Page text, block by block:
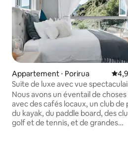
Appartement ⋅ Porirua
Suite de luxe avec vue
la mer et les couchers de soleil
Nous avons un éventail de choses
avec des cafés locaux, un club de
du kayak, du paddle board, des
golf et de tennis, et de grandes